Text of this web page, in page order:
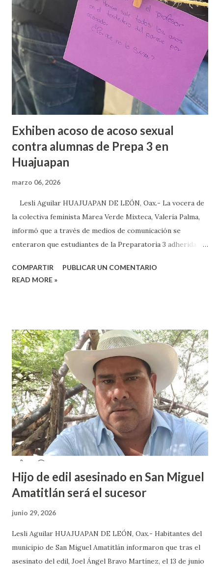
Exhiben acoso de acoso sexual
contra alumnas de Prepa 3 en
Huajuapan
marzo 06, 2026
Lesli Aguilar HUAJUAPAN DE LEÓN, Oax.- La vocera de
la colectiva feminista Marea Verde Mixteca, Valeria Palma,
informó que a través de medios de comunicación se
enteraron que estudiantes de la Preparatoria 3 adherida a
colocado un tendedero de denuncias por el tema de acoso
la colectiva acudieron a la Prepa 3 a recibir las denuncias de
acosos sexual por parte de sus profesores sin que las
autoridades educativas hicieran nada. Valeria Palma informó
que durante los 5 años que llevan realizando la marcha
feminista la Escuela Preparatoria 3 es una de las escuelas
que más denuncias recibe por tema de acosos sexual, por lo
que decidieron acudir a la institución y acuerpar a las e...
COMPARTIR
PUBLICAR UN COMENTARIO
READ MORE »
Hijo de edil asesinado en San Miguel
Amatitlán será el sucesor
junio 29, 2026
Lesli Aguilar HUAJUAPAN DE LEÓN, Oax.- Habitantes del
municipio de San Miguel Amatitlán informaron que tras el
asesinato del edil, Joel Ángel Bravo Martínez, el 13 de junio